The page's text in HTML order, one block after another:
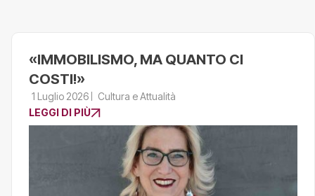
«IMMOBILISMO, MA QUANTO CI
COSTI!»
1 Luglio 2026
Cultura e Attualità
LEGGI DI PIÙ